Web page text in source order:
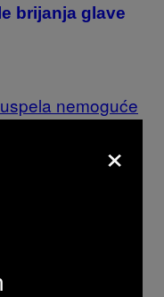
brijanja glave
×